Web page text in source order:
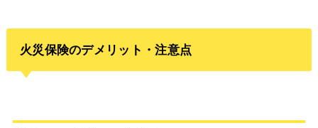
火災保険のデメリット・注意点